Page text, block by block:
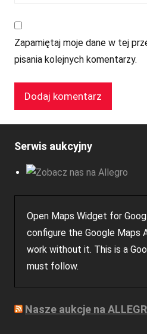
Zapamiętaj moje dane w tej
pisania kolejnych komentarzy.
Serwis aukcyjny
Open Maps Widget for
configure the Google Maps
work without it. This is a
must follow.
Nasze aukcje na